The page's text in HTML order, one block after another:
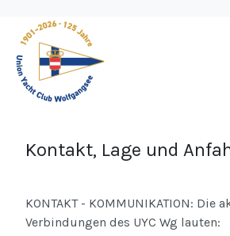
Kontakt, Lage und
KONTAKT - KOMMUNIKATION: Die
Verbindungen des UYC Wg lauten: